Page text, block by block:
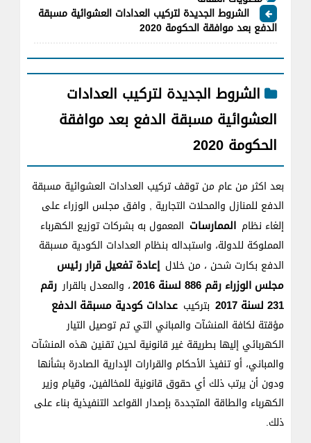
الشروط الجديدة لتركيب العدادات العشوائية مسبقة
الدفع بعد موافقة الحكومة 2020
الشروط الجديدة لتركيب العدادات
العشوائية مسبقة الدفع بعد موافقة
الحكومة 2020
بعد اكثر من عام من توقف تركيب العدادات العشوائية مسبقة
الدفع للمنازل والمحلات التجارية , وافق مجلس الوزراء على
إلغاء نظام الممارسات المعمول به بشركات توزيع الكهرباء
المملوكة للدولة، واستبداله بنظام العدادات الكودية مسبقة
الدفع بكارت شحن ، من خلال إعادة تفعيل قرار رئيس
مجلس الوزراء رقم 886 لسنة 2016
، والمعدل بالقرار رقم
231 لسنة 2017
بتركيب عدادات كودية مسبقة الدفع
مؤقتة لكافة المنشآت والمباني التي تم توصيل التيار
الكهربائي إليها بطريقة غير قانونية لحين تقنين هذه المنشآت
والمباني، أو تنفيذ الأحكام والقرارات الإدارية الصادرة بشأنها
ودون أن يرتب ذلك أي حقوق قانونية للمخالفين، وقيام وزير
الكهرباء والطاقة المتجددة بإصدار القواعد التنفيذية بناء على
ذلك.